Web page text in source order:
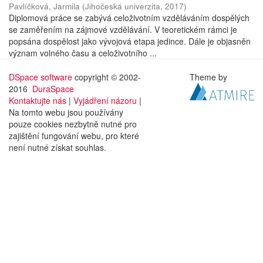
Pavlíčková, Jarmila (Jihočeská univerzita, 2017)
Diplomová práce se zabývá celoživotním vzděláváním dospělých
se zaměřením na zájmové vzdělávání. V teoretickém rámci je
popsána dospělost jako vývojová etapa jedince. Dále je objasněn
význam volného času a celoživotního ...
DSpace software copyright © 2002-
2016 DuraSpace
Kontaktujte nás | Vyjádření názoru |
Na tomto webu jsou používány
pouze cookies nezbytně nutné pro
zajištění fungování webu, pro které
není nutné získat souhlas.
Theme by